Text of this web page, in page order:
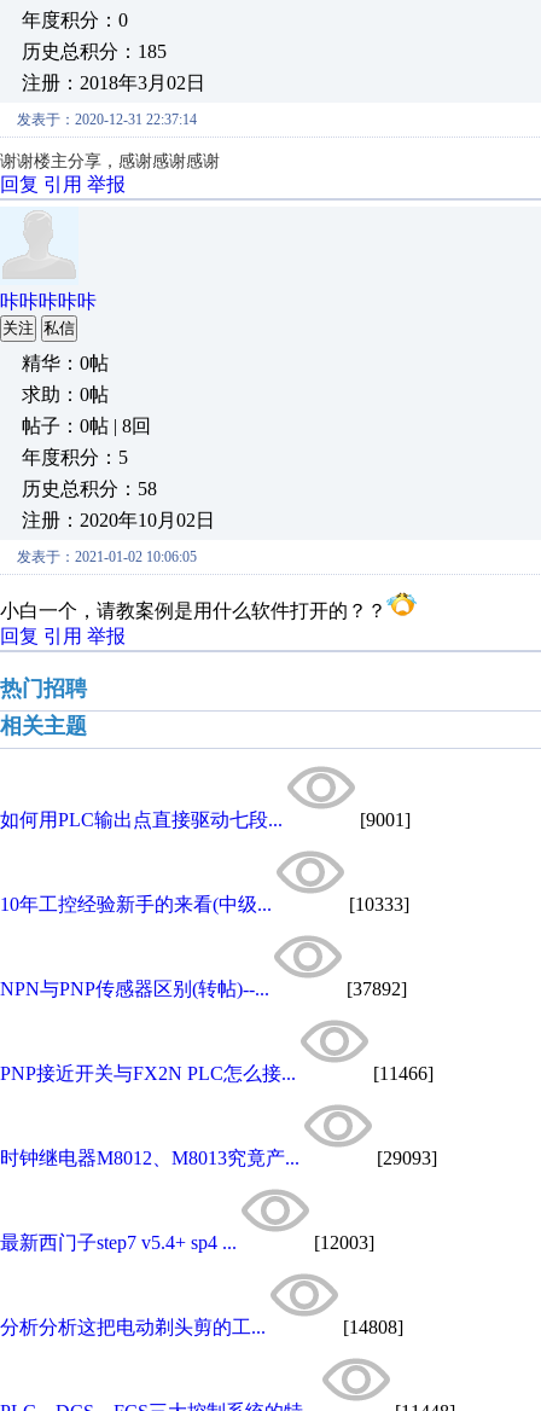
年度积分：0
历史总积分：185
注册：2018年3月02日
发表于：2020-12-31 22:37:14
谢谢楼主分享，感谢感谢感谢
回复 引用 举报
咔咔咔咔咔
关注 私信
精华：0帖
求助：0帖
帖子：0帖 | 8回
年度积分：5
历史总积分：58
注册：2020年10月02日
发表于：2021-01-02 10:06:05
小白一个，请教案例是用什么软件打开的？？
回复 引用 举报
热门招聘
相关主题
如何用PLC输出点直接驱动七段... [9001]
10年工控经验新手的来看(中级... [10333]
NPN与PNP传感器区别(转帖)--... [37892]
PNP接近开关与FX2N PLC怎么接... [11466]
时钟继电器M8012、M8013究竟产... [29093]
最新西门子step7 v5.4+ sp4 ... [12003]
分析分析这把电动剃头剪的工... [14808]